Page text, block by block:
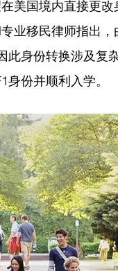
美国境内直接更
业移民律师指出
此身份转换涉及复
份并顺利入学。